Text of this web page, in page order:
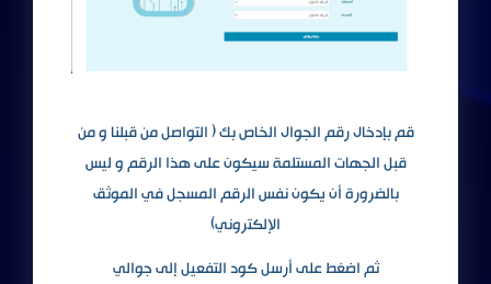
قم بإدخال رقم الجوال الخاص بك ( التواصل من قبلنا و من
قبل الجهات المستلمة سيكون على هذا الرقم و ليس
بالضرورة أن يكون نفس الرقم المسجل في الموثق
الإلكتروني)
ثم اضغط على أرسل كود التفعيل إلى جوالي